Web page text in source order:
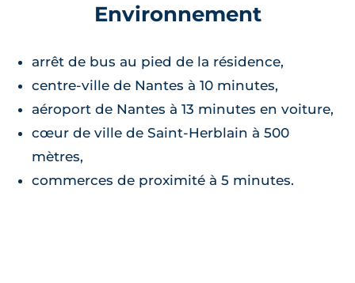
Environnement
arrêt de bus au pied de la résidence,
centre-ville de Nantes à 10 minutes,
aéroport de Nantes à 13 minutes en voiture,
cœur de ville de Saint-Herblain à 500
mètres,
commerces de proximité à 5 minutes.